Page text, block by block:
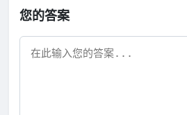
您的答案